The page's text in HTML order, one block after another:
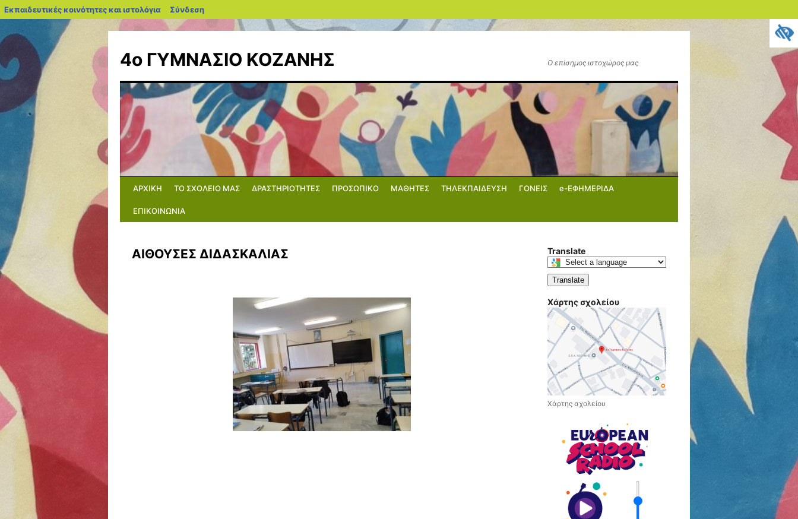
Εκπαιδευτικές κοινότητες και ιστολόγια blogs.sch.gr
Σύνδεση
περιεχόμενο
4ο ΓΥΜΝΑΣΙΟ ΚΟΖΑΝΗΣ Ο επίσημος ιστοχώρος μας
ΑΡΧΙΚΗ ΤΟ ΣΧΟΛΕΙΟ ΜΑΣ ΔΡΑΣΤΗΡΙΟΤΗΤΕΣ ΠΡΟΣΩΠΙΚΟ ΜΑΘΗΤΕΣ ΤΗΛΕΚΠΑΙΔΕΥΣΗ ΓΟΝΕΙΣ e-ΕΦΗΜΕΡΙΔΑ
ΕΠΙΚΟΙΝΩΝΙΑ
ΑΙΘΟΥΣΕΣ ΔΙΔΑΣΚΑΛΙΑΣ Translate
Select
language
translate
this
Translate
Χάρτης σχολείου
Χάρτης σχολείου